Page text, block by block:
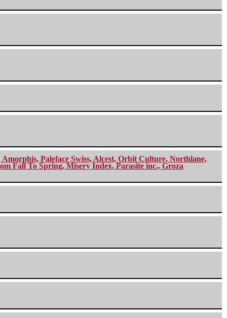
Paleface Swiss, Alcest, Orbit Culture, Northlane,
Fall To Spring, Misery Index, Parasite inc., Groza